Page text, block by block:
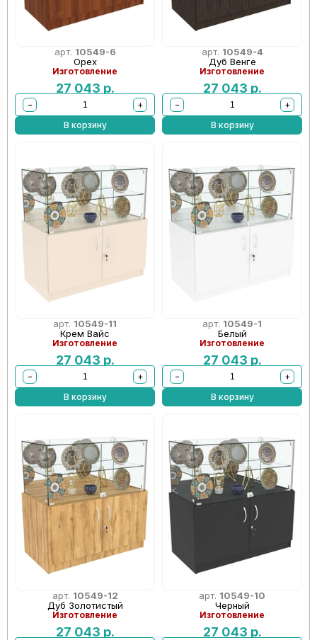
арт. 10549-6
Орех
Изготовление
27 043 р.
−
+
В корзину
арт. 10549-4
Дуб Венге
Изготовление
27 043 р.
−
+
В корзину
арт. 10549-11
Крем Вайс
Изготовление
27 043 р.
−
+
В корзину
арт. 10549-1
Белый
Изготовление
27 043 р.
−
+
В корзину
арт. 10549-12
Дуб Золотистый
Изготовление
27 043 р.
арт. 10549-10
Черный
Изготовление
27 043 р.